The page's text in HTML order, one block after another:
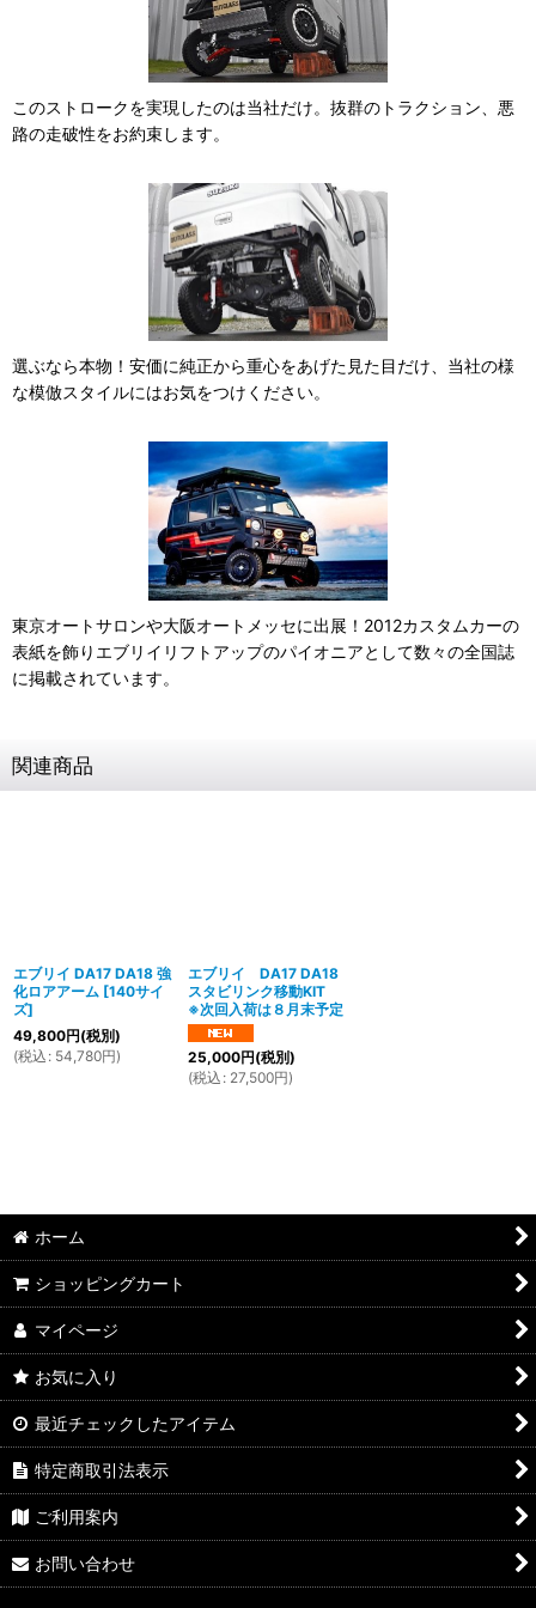
このストロークを実現したのは当社だけ。抜群のトラクション、悪
路の走破性をお約束します。
選ぶなら本物！安価に純正から重心をあげた見た目だけ、当社の様
な模倣スタイルにはお気をつけください。
東京オートサロンや大阪オートメッセに出展！2012カスタムカーの
表紙を飾りエブリイリフトアップのパイオニアとして数々の全国誌
に掲載されています。
関連商品
エブリイ DA17 DA18 強
化ロアアーム [140サイ
ズ]
49,800円(税別)
(税込 : 54,780円)
エブリイ DA17 DA18
スタビリンク移動KIT
※次回入荷は８月末予定
25,000円(税別)
(税込 : 27,500円)
ホーム
ショッピングカート
マイページ
お気に入り
最近チェックしたアイテム
特定商取引法表示
ご利用案内
お問い合わせ